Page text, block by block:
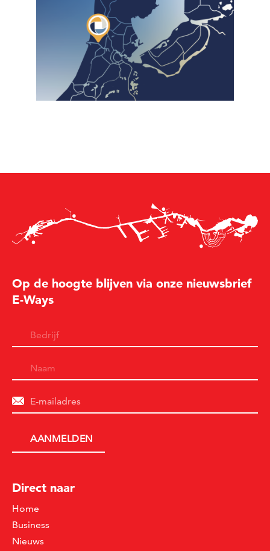
Op de hoogte blijven via onze nieuwsbrief
E-Ways
Direct naar
Home
Business
Nieuws